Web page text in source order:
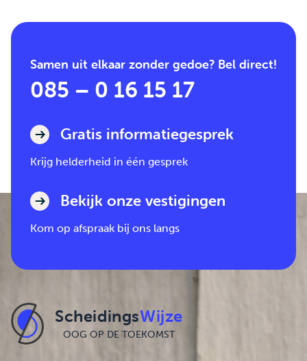
Samen uit elkaar zonder gedoe? Bel direct!
085 – 0 16 15 17
Gratis informatiegesprek
Krijg helderheid in één gesprek
Bekijk onze vestigingen
Kom op afspraak bij ons langs
ScheidingsWijze
OOG OP DE TOEKOMST